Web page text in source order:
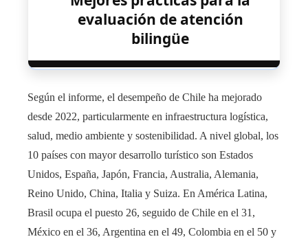
evaluación de atención
bilingüe
Según el informe, el desempeño de Chile ha mejorado
desde 2022, particularmente en infraestructura logística,
salud, medio ambiente y sostenibilidad. A nivel global, los
10 países con mayor desarrollo turístico son Estados
Unidos, España, Japón, Francia, Australia, Alemania,
Reino Unido, China, Italia y Suiza. En América Latina,
Brasil ocupa el puesto 26, seguido de Chile en el 31,
México en el 36, Argentina en el 49, Colombia en el 50 y